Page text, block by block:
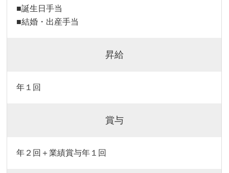
■誕生日手当
■結婚・出産手当
昇給
年１回
賞与
年２回＋業績賞与年１回